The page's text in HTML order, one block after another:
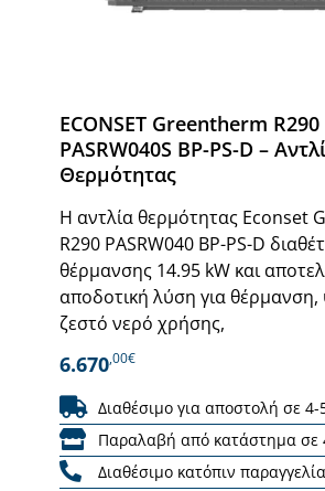
ECONSET Greentherm R290
PASRW040S BP-PS-D –
Θερμότητας
Η αντλία θερμότητας Econset
R290 PASRW040 BP-PS-D
θέρμανσης 14.95 kW και
αποδοτική λύση για θέρμανση,
ζεστό νερό χρήσης,
6.670,00€
Διαθέσιμο για αποστολή σε 4-
Παραλαβή από κατάστημα σε
Διαθέσιμο κατόπιν